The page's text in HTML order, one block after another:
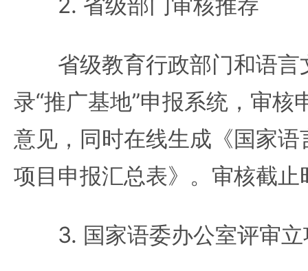
省级教育行政部门和语言
录“推广基地”申报系统，审核
意见，同时在线生成《国家
项目申报汇总表》。审核截
3. 国家语委办公室评审立